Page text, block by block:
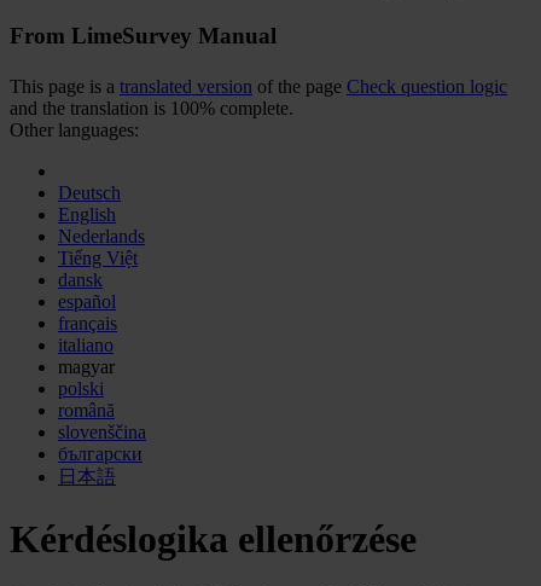
From LimeSurvey Manual
This page is a translated version of the page Check question logic
and the translation is 100% complete.
Other languages:
Deutsch
English
Nederlands
Tiếng Việt
dansk
español
français
italiano
magyar
polski
română
slovenščina
български
日本語
Kérdéslogika ellenőrzése